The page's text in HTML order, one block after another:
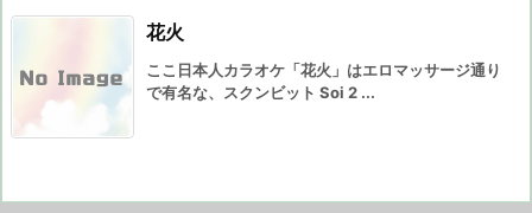
花火
ここ日本人カラオケ「花火」はエロマッサージ通り
で有名な、スクンビット Soi 2 ...